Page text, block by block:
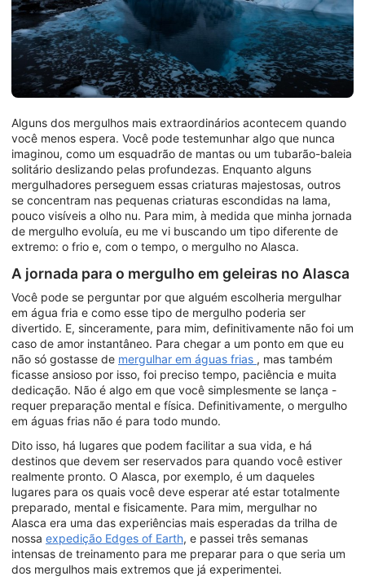
Alguns dos mergulhos mais extraordinários acontecem quando
você menos espera. Você pode testemunhar algo que nunca
imaginou, como um esquadrão de mantas ou um tubarão-baleia
solitário deslizando pelas profundezas. Enquanto alguns
mergulhadores perseguem essas criaturas majestosas, outros
se concentram nas pequenas criaturas escondidas na lama,
pouco visíveis a olho nu. Para mim, à medida que minha jornada
de mergulho evoluía, eu me vi buscando um tipo diferente de
extremo: o frio e, com o tempo, o mergulho no Alasca.
A jornada para o mergulho em geleiras no Alasca
Você pode se perguntar por que alguém escolheria mergulhar
em água fria e como esse tipo de mergulho poderia ser
divertido. E, sinceramente, para mim, definitivamente não foi um
caso de amor instantâneo. Para chegar a um ponto em que eu
não só gostasse de mergulhar em águas frias , mas também
ficasse ansioso por isso, foi preciso tempo, paciência e muita
dedicação. Não é algo em que você simplesmente se lança -
requer preparação mental e física. Definitivamente, o mergulho
em águas frias não é para todo mundo.
Dito isso, há lugares que podem facilitar a sua vida, e há
destinos que devem ser reservados para quando você estiver
realmente pronto. O Alasca, por exemplo, é um daqueles
lugares para os quais você deve esperar até estar totalmente
preparado, mental e fisicamente. Para mim, mergulhar no
Alasca era uma das experiências mais esperadas da trilha de
nossa expedição Edges of Earth, e passei três semanas
intensas de treinamento para me preparar para o que seria um
dos mergulhos mais extremos que já experimentei.